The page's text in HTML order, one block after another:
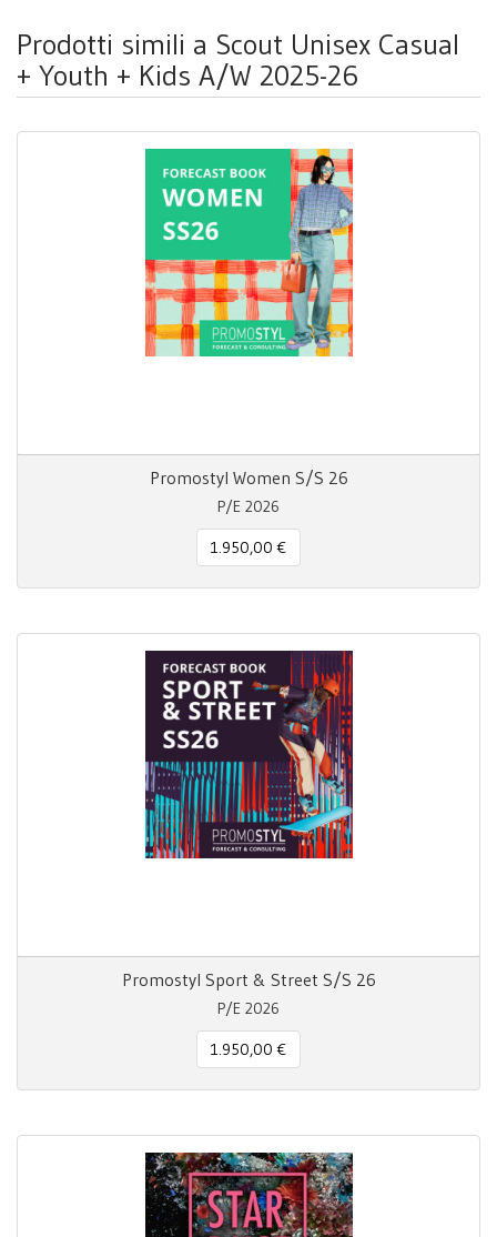
Prodotti simili a Scout Unisex Casual
+ Youth + Kids A/W 2025-26
Promostyl Women S/S 26
P/E 2026
1.950,00 €
Promostyl Sport & Street S/S 26
P/E 2026
1.950,00 €